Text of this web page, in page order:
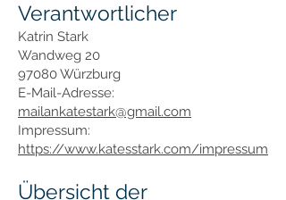
Verantwortlicher
Katrin Stark
Wandweg 20
97080 Würzburg
E-Mail-Adresse:
mailankatestark@gmail.com
Impressum:
https://www.katesstark.com/impressum
Übersicht der